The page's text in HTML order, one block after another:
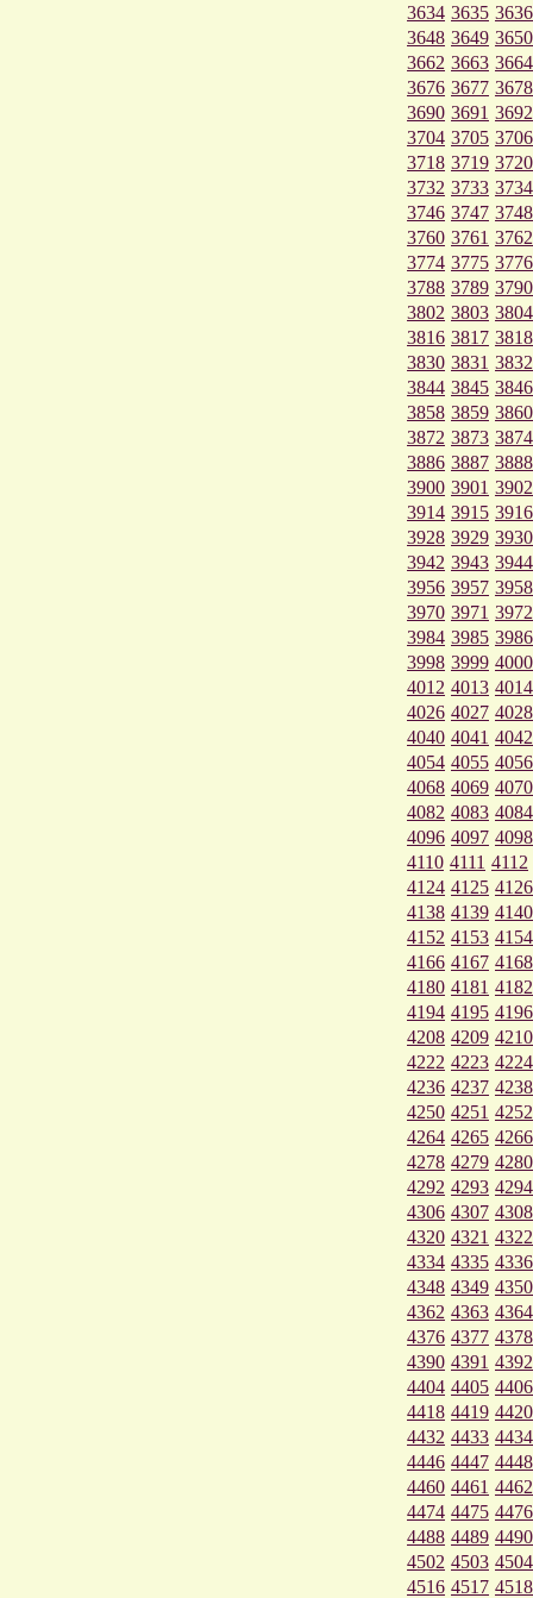
3634 3635 3636
3648 3649 3650
3662 3663 3664
3676 3677 3678
3690 3691 3692
3704 3705 3706
3718 3719 3720
3732 3733 3734
3746 3747 3748
3760 3761 3762
3774 3775 3776
3788 3789 3790
3802 3803 3804
3816 3817 3818
3830 3831 3832
3844 3845 3846
3858 3859 3860
3872 3873 3874
3886 3887 3888
3900 3901 3902
3914 3915 3916
3928 3929 3930
3942 3943 3944
3956 3957 3958
3970 3971 3972
3984 3985 3986
3998 3999 4000
4012 4013 4014
4026 4027 4028
4040 4041 4042
4054 4055 4056
4068 4069 4070
4082 4083 4084
4096 4097 4098
4110 4111 4112
4124 4125 4126
4138 4139 4140
4152 4153 4154
4166 4167 4168
4180 4181 4182
4194 4195 4196
4208 4209 4210
4222 4223 4224
4236 4237 4238
4250 4251 4252
4264 4265 4266
4278 4279 4280
4292 4293 4294
4306 4307 4308
4320 4321 4322
4334 4335 4336
4348 4349 4350
4362 4363 4364
4376 4377 4378
4390 4391 4392
4404 4405 4406
4418 4419 4420
4432 4433 4434
4446 4447 4448
4460 4461 4462
4474 4475 4476
4488 4489 4490
4502 4503 4504
4516 4517 4518